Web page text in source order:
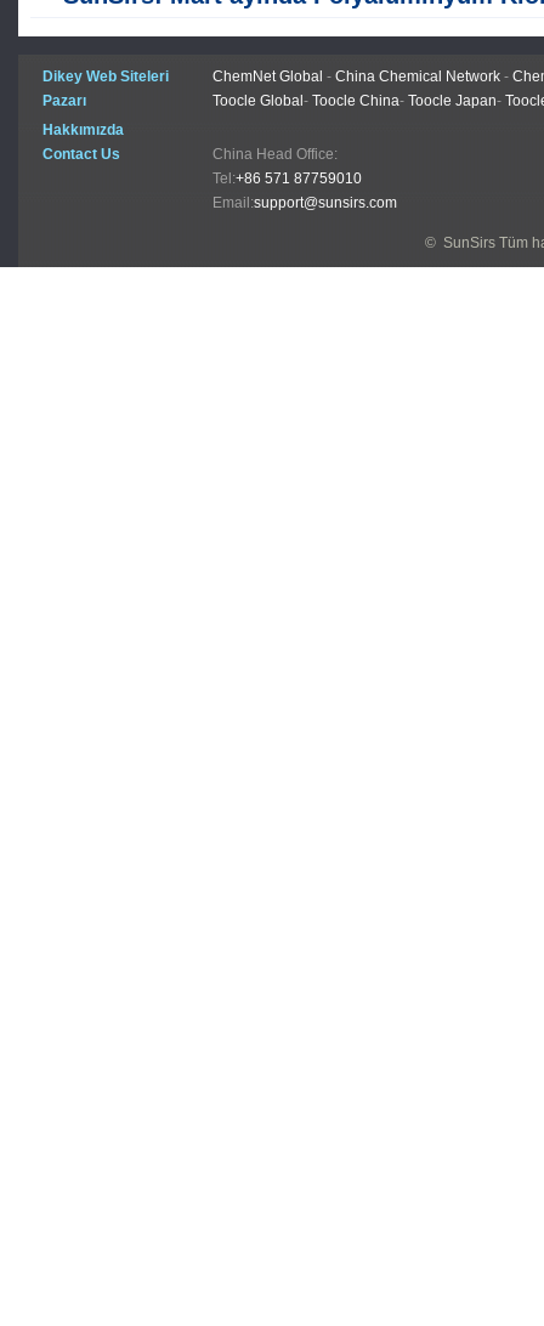
Dikey Web Siteleri ChemNet Global - China Chemical Network -
Pazarı
Toocle Global - Toocle China- Toocle Japan-
Hakkımızda
Contact Us
China Head Office:
Tel:+86 571 87759010
Email:support@sunsirs.com
© SunSirs Tüm